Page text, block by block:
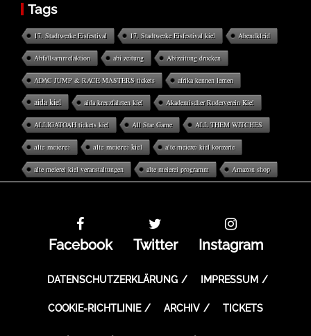
Tags
17. Stadtwerke Eisfestival 17. Stadtwerke Eisfestival kiel Abendkleid
Abfallsammelaktion abi zeitung Abizeitung drucken
ADAC JUMP & RACE MASTERS tickets afrika kennen lernen
aida kiel aida kreuzfahrten kiel Akademischer Ruderverein Kiel
ALLIGATOAH tickets kiel All Star Game ALL THEM WITCHES
alte meierei alte meierei kiel alte meierei kiel konzerte
alte meierei kiel veranstaltungen alte meierei programm Amazon shop
Facebook Twitter Instagram
DATENSCHUTZERKLÄRUNG IMPRESSUM
COOKIE-RICHTLINIE ARCHIV TICKETS